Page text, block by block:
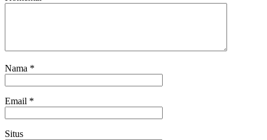
Nama *
Email *
Situs